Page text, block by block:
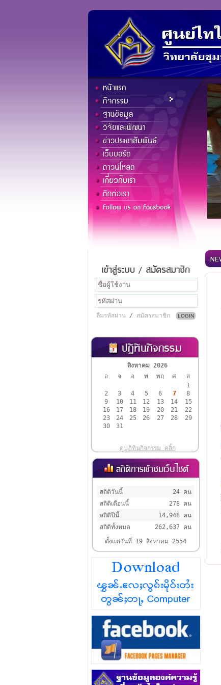
ลืมรหัสผ่าน/ สมัครสมาชิก
สิงหาคม 2026
อ
จ อ พ พฤ ศ
ส
1
2
3 4 5 6 7
8
9
10 11 12 13 14
15
16
17 18 19 20 21
22
23
24 25 26 27 28
29
30
31
ดูปฏิทินกิจกรรม คลิ้ก
สถิติวันนี้
24 คน
สถิติเดือนนี้
278 คน
สถิติปีนี้
14,948 คน
สถิติทั้งหมด
262,637 คน
ตั้งแต่วันที่ 19 สิงหาคม 2554